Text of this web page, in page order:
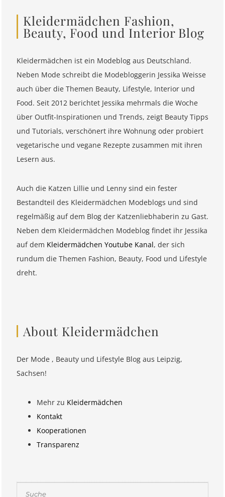
Kleidermädchen Fashion,
Beauty, Food und Interior Blog
Kleidermädchen ist ein Modeblog aus Deutschland.
Neben Mode schreibt die Modebloggerin Jessika Weisse
auch über die Themen Beauty, Lifestyle, Interior und
Food. Seit 2012 berichtet Jessika mehrmals die Woche
über Outfit-Inspirationen und Trends, zeigt Beauty Tipps
und Tutorials, verschönert ihre Wohnung oder probiert
vegetarische und vegane Rezepte zusammen mit ihren
Lesern aus.
Auch die Katzen Lillie und Lenny sind ein fester
Bestandteil des Kleidermädchen Modeblogs und sind
regelmäßig auf dem Blog der Katzenliebhaberin zu Gast.
Neben dem Kleidermädchen Modeblog findet ihr Jessika
auf dem Kleidermädchen Youtube Kanal, der sich
rundum die Themen Fashion, Beauty, Food und Lifestyle
dreht.
About Kleidermädchen
Der Mode , Beauty und Lifestyle Blog aus Leipzig,
Sachsen!
Mehr zu Kleidermädchen
Kontakt
Kooperationen
Transparenz